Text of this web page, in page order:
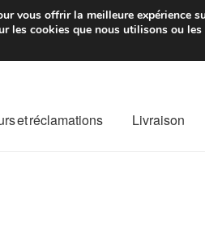
de 7 EUR
et réclamations Livraison
vous offrir la meilleure expérience
les cookies que nous utilisons ou